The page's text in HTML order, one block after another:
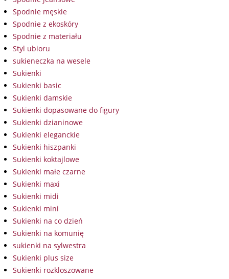
Spodnie męskie
Spodnie z ekoskóry
Spodnie z materiału
Styl ubioru
sukieneczka na wesele
Sukienki
Sukienki basic
Sukienki damskie
Sukienki dopasowane do figury
Sukienki dzianinowe
Sukienki eleganckie
Sukienki hiszpanki
Sukienki koktajlowe
Sukienki małe czarne
Sukienki maxi
Sukienki midi
Sukienki mini
Sukienki na co dzień
Sukienki na komunię
sukienki na sylwestra
Sukienki plus size
Sukienki rozkloszowane